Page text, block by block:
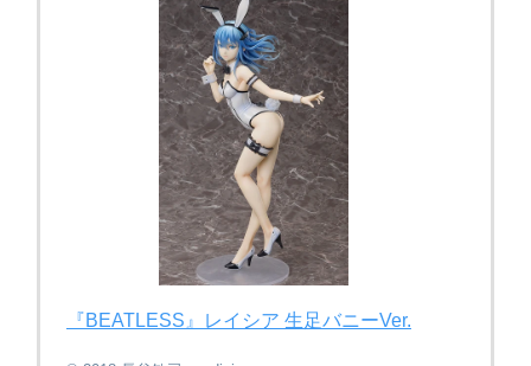
『BEATLESS』レイシア 生足バニーVer.